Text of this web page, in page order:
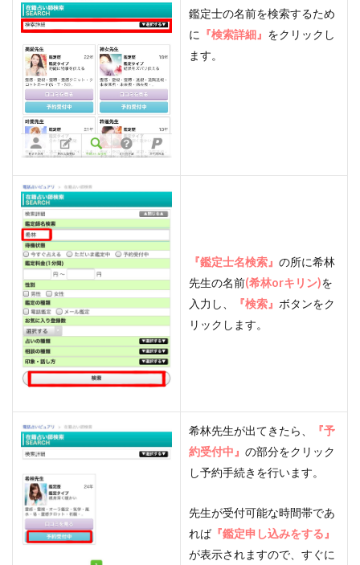
鑑定士の名前を検索するため
に 『検索詳細』 をクリックし
ます。
『鑑定士名検索』 の所に希林
先生の名前(希林orキリン)を
入力し、
『検索』 ボタンをク
リックします。
希林先生が出てきたら、
『予
約受付中』 の部分をクリック
し予約手続きを行います。
先生が受付可能な時間帯であ
れば『鑑定申し込みをする』
が表示されますので、すぐに